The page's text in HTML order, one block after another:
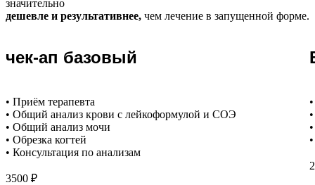
значительно
дешевле и результативнее, чем лечение в запущенной форме.
чек-ап базовый
• Приём терапевта
• Общий анализ крови с лейкоформулой и СОЭ
• Общий анализ мочи
• Обрезка когтей
• Консультация по анализам
3500 ₽